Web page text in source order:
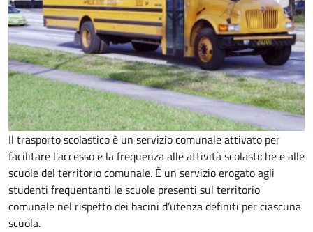
Il trasporto scolastico è un servizio comunale attivato per
facilitare l'accesso e la frequenza alle attività scolastiche e alle
scuole del territorio comunale. È un servizio erogato agli
studenti frequentanti le scuole presenti sul territorio
comunale nel rispetto dei bacini d’utenza definiti per ciascuna
scuola.